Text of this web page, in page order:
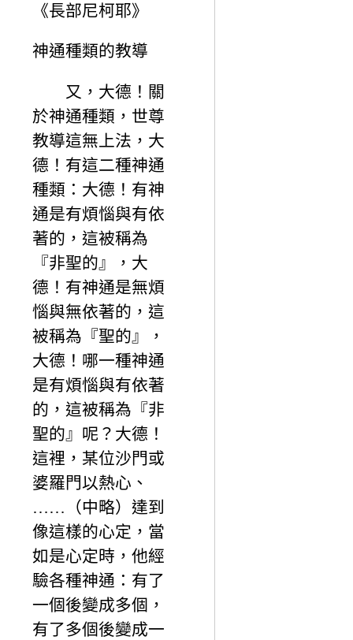
《長部尼柯耶》
神通種類的教導
又，大德！關
於神通種類，世尊
教導這無上法，大
德！有這二種神通
種類：大德！有神
通是有煩惱與有依
著的，這被稱為
『非聖的』，大
德！有神通是無煩
惱與無依著的，這
被稱為『聖的』，
大德！哪一種神通
是有煩惱與有依著
的，這被稱為『非
聖的』呢？大德！
這裡，某位沙門或
婆羅門以熱心、
……（中略）達到
像這樣的心定，當
如是心定時，他經
驗各種神通：有了
一個後變成多個，
有了多個後變成一